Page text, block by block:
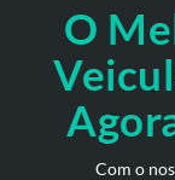
O
Com o